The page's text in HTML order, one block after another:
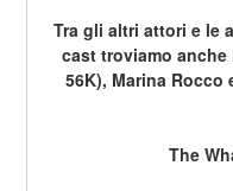
Tra gli altri attori e le
cast troviamo anche
56K), Marina Rocco
The